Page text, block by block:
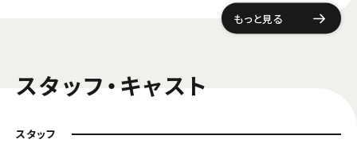
もっと見る
スタッフ・キャスト
スタッフ